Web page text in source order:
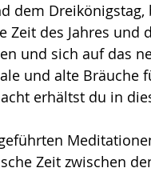
dem Dreikönigstag,
Zeit des Jahres
und sich auf das
und alte Bräuche
erhältst du in
Zeit zwischen